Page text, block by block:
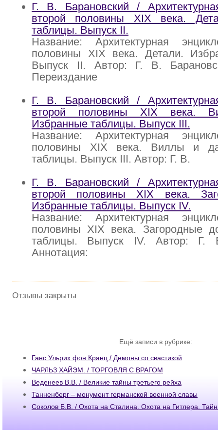
Г. В. Барановский /
второй половины XIX века.
таблицы. Выпуск II.
Название: Архитектурная
половины XIX века. Детали.
Выпуск II. Автор: Г. В.
Переиздание
Г. В. Барановский /
второй половины XIX века.
Избранные таблицы. Выпуск III.
Название: Архитектурная
половины XIX века. Виллы и
таблицы. Выпуск III. Автор: Г. В.
Г. В. Барановский /
второй половины XIX века.
Избранные таблицы. Выпуск IV.
Название: Архитектурная
половины XIX века. Загородные
таблицы. Выпуск IV. Автор: Г.
Аннотация:
Отзывы закрыты
Ещё записи в рубрике:
Ганс Ульрих фон Кранц / Демоны со свастикой
ЧАРЛЬЗ ХАЙЭМ. / ТОРГОВЛЯ С ВРАГОМ
Веденеев В.В. / Великие тайны третьего рейха
Танненберг – монумент германской военной славы
Соколов Б.В. / Охота на Сталина. Охота на Гитлера.